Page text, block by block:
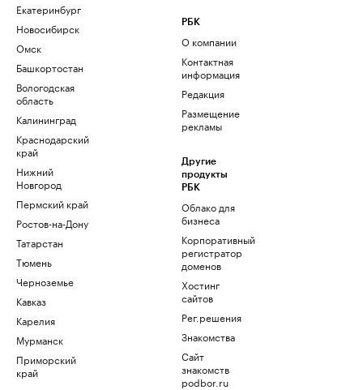
Екатеринбург
Новосибирск
Омск
Башкортостан
Вологодская
область
Калининград
Краснодарский
край
Нижний
Новгород
Пермский край
Ростов-на-Дону
Татарстан
Тюмень
Черноземье
Кавказ
Карелия
Мурманск
Приморский
край
РБК
О компании
Контактная
информация
Редакция
Размещение
рекламы
Другие
продукты
РБК
Облако для
бизнеса
Корпоративный
регистратор
доменов
Хостинг
сайтов
Рег.решения
Знакомства
Сайт
знакомств
podbor.ru